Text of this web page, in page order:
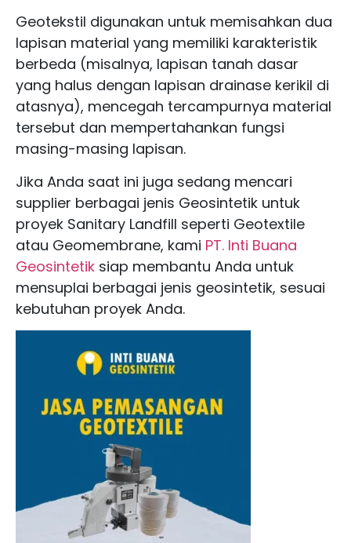
Geotekstil digunakan untuk memisahkan dua
lapisan material yang memiliki karakteristik
berbeda (misalnya, lapisan tanah dasar
yang halus dengan lapisan drainase kerikil di
atasnya), mencegah tercampurnya material
tersebut dan mempertahankan fungsi
masing-masing lapisan.
Jika Anda saat ini juga sedang mencari
supplier berbagai jenis Geosintetik untuk
proyek Sanitary Landfill seperti Geotextile
atau Geomembrane, kami PT. Inti Buana
Geosintetik siap membantu Anda untuk
mensuplai berbagai jenis geosintetik, sesuai
kebutuhan proyek Anda.